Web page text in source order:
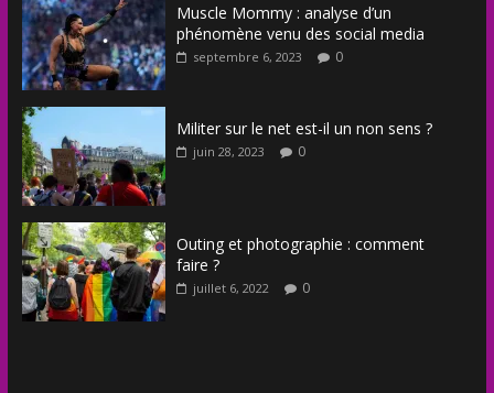
Muscle Mommy : analyse d’un
phénomène venu des social media
septembre 6, 2023 0
Militer sur le net est-il un non sens ?
juin 28, 2023 0
Outing et photographie : comment
faire ?
juillet 6, 2022 0